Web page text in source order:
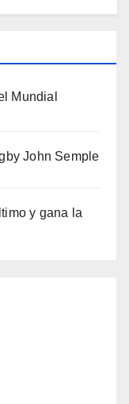
Mundial
John Semple
y gana la